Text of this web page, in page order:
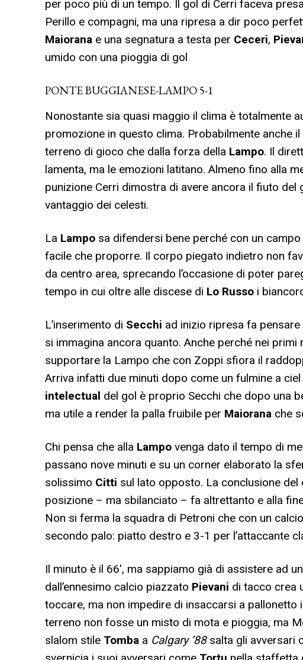
per poco più di un tempo. Il gol di Cerri faceva
Perillo e compagni, ma una ripresa a dir poco
Maiorana e una segnatura a testa per Ceceri,
umido con una pioggia di gol
PONTE BUGGIANESE-LAMPO 5-1
Nonostante sia quasi maggio il clima è totalmente
promozione in questo clima. Probabilmente anche
terreno di gioco che dalla forza della Lampo. Il
lamenta, ma le emozioni latitano. Almeno fino alla
punizione Cerri dimostra di avere ancora il fiuto del
vantaggio dei celesti.
La Lampo sa difendersi bene perché con un
facile che proporre. Il corpo piegato indietro non
da centro area, sprecando l’occasione di poter
tempo in cui oltre alle discese di Lo Russo i
L’inserimento di Secchi ad inizio ripresa fa
si immagina ancora quanto. Anche perché nei primi
supportare la Lampo che con Zoppi sfiora il
Arriva infatti due minuti dopo come un fulmine a
intelectual del gol è proprio Secchi che dopo una
ma utile a render la palla fruibile per Maiorana che
Chi pensa che alla Lampo venga dato il tempo di
passano nove minuti e su un corner elaborato la
solissimo Citti sul lato opposto. La conclusione
posizione – ma sbilanciato – fa altrettanto e alla
Non si ferma la squadra di Petroni che con un
secondo palo: piatto destro e 3-1 per l’attaccante
Il minuto è il 66′, ma sappiamo già di assistere ad
dall’ennesimo calcio piazzato Pievani di tacco crea
toccare, ma non impedire di insaccarsi a pallonetto
terreno non fosse un misto di mota e pioggia, ma
slalom stile Tomba a Calgary ’88salta gli avversari